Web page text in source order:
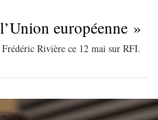
européenne »
Rivière ce 12 mai sur RFI.